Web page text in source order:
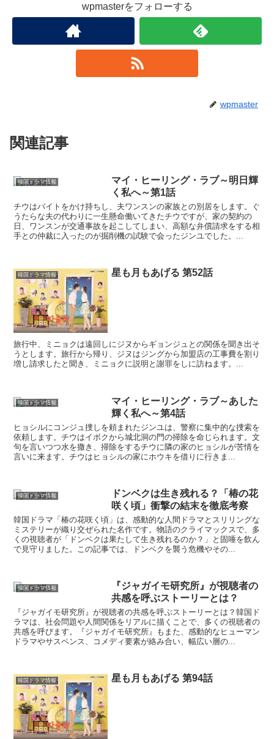
wpmasterをフォローする
wpmaster
関連記事
韓国ドラマ情報
マイ・ヒーリング・ラブ～明日輝
く私へ～第1話
チウはバイトをかけ持ちし、夫ワンスンの家族との別居をします。ぐ
うたらな夫の代わりに一生懸命働いてきたチウですが、家の契約の
日、ワンスンが交通事故を起こしてしまい、高額な弁償請求をする相
手との仲裁に入ったのが掘削機の試験で会ったジンユでした。...
韓国ドラマ情報 星も月もあげる 第52話
旅行中、ミニョクは遠回しにジヌからギョンジュとの関係を聞き出そ
うとします。旅行から帰り、ジヌはジングから加盟店の工事費を割り
増し請求したと聞き、ミニョクに説明と謝罪をしに訪ねます。...
韓国ドラマ情報
マイ・ヒーリング・ラブ～あした
輝く私へ～第4話
ヒョシルにコンジュ捜しを頼まれたジンユは、警察に集中的な捜索を
依頼します。チウはイボクから城北洞の門の掃除を命じられます。文
句を言いつつ水を撒き、掃除をするチウに隣の家のヒョシルが苦情を
言いに来ます。チウはヒョシルの家にホウキを借りに行きま...
韓国ドラマ情報
ドンベクは生き残れる？「椿の花
咲く頃」衝撃の結末を徹底考察
韓国ドラマ「椿の花咲く頃」は、感動的な人間ドラマとスリリングな
ミステリーが織り交ぜられた名作です。物語のクライマックスで、多
くの視聴者が「ドンベクは果たして生き残れるのか？」と固唾を飲ん
で見守りました。この記事では、ドンベクを襲う危機やその...
韓国ドラマ情報
『ジャガイモ研究所』が視聴者の
共感を呼ぶストーリーとは？
『ジャガイモ研究所』が視聴者の共感を呼ぶストーリーとは？韓国ド
ラマは、社会問題や人間関係をリアルに描くことで、多くの視聴者の
共感を呼びます。『ジャガイモ研究所』もまた、感動的なヒューマン
ドラマやサスペンス、コメディ要素が絡み合い、幅広い層の...
韓国ドラマ情報 星も月もあげる 第94話